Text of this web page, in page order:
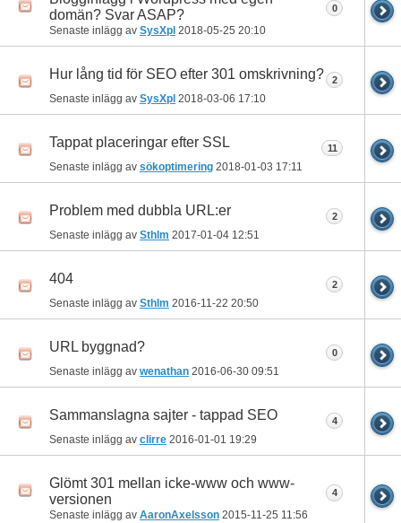
domän? Svar ASAP?
Senaste inlägg av SysXpl 2018-05-25 20:10
0
Hur lång tid för SEO efter 301 omskrivning?
Senaste inlägg av SysXpl 2018-03-06 17:10
2
Tappat placeringar efter SSL
Senaste inlägg av sökoptimering 2018-01-03 17:11
11
Problem med dubbla URL:er
Senaste inlägg av Sthlm 2017-01-04 12:51
2
404
Senaste inlägg av Sthlm 2016-11-22 20:50
2
URL byggnad?
Senaste inlägg av wenathan 2016-06-30 09:51
0
Sammanslagna sajter - tappad SEO
Senaste inlägg av clirre 2016-01-01 19:29
4
Glömt 301 mellan icke-www och www-
versionen
Senaste inlägg av AaronAxelsson 2015-11-25 11:56
4